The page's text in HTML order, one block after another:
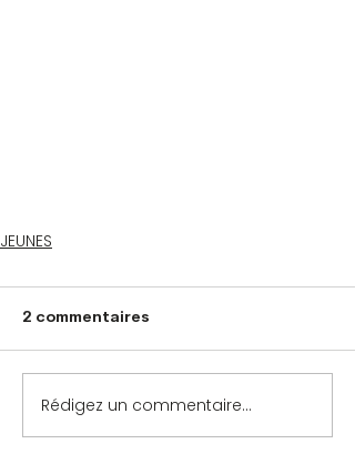
JEUNES
2 commentaires
Rédigez un commentaire...